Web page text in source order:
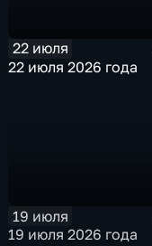
22 июля
22 июля 2026 года
19 июля
19 июля 2026 года